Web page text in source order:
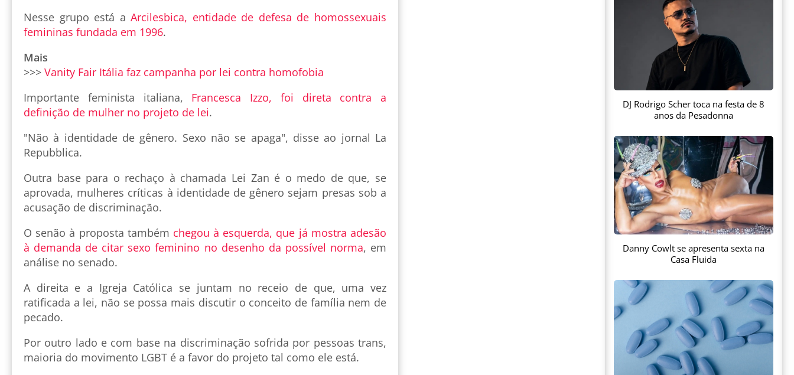
Nesse grupo está aArcilesbica, entidade de defesa de homossexuais
femininas fundada em 1996.
Mais
>>> Vanity Fair Itália faz campanha por lei contra homofobia
Importante feminista italiana, Francesca Izzo, foi direta contra a
definição de mulher no projeto de lei.
"Não à identidade de gênero. Sexo não se apaga", disse ao jornal La
Repubblica.
Outra base para o rechaço à chamada Lei Zan é o medo de que, se
aprovada, mulheres críticas à identidade de gênero sejam presas sob a
acusação de discriminação.
O senão à proposta também chegou à esquerda, que já mostra adesão
à demanda de citar sexo feminino no desenho da possível norma, em
análise no senado.
A direita e a Igreja Católica se juntam no receio de que, uma vez
ratificada a lei, não se possa mais discutir o conceito de família nem de
pecado.
Por outro lado e com base na discriminação sofrida por pessoas trans,
maioria do movimento LGBT é a favor do projeto tal como ele está.
DJ Rodrigo Scher toca na festa de 8
anos da Pesadonna
Danny Cowlt se apresenta sexta na
Casa Fluida